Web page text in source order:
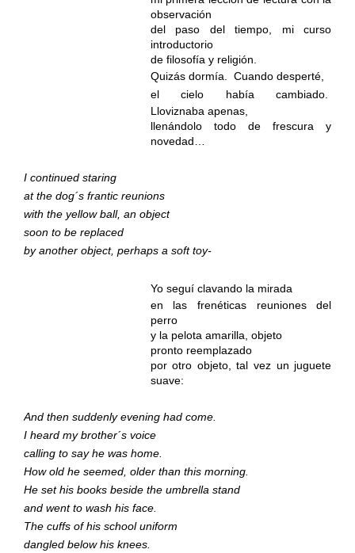
observación
del paso del tiempo, mi curso
introductorio
de filosofía y religión.
Quizás dormía.
Cuando desperté,
el cielo había cambiado.
Lloviznaba apenas,
llenándolo todo de frescura y
novedad…
I continued staring
at the dog´s frantic reunions
with the yellow ball, an object
soon to be replaced
by another object, perhaps a soft toy-
Yo seguí clavando la mirada
en las frenéticas reuniones del
perro
y la pelota amarilla, objeto
pronto reemplazado
por otro objeto, tal vez un juguete
suave:
And then suddenly evening had come.
I heard my brother´s voice
calling to say he was home.
How old he seemed, older than this morning.
He set his books beside the umbrella stand
and went to wash his face.
The cuffs of his school uniform
dangled below his knees.